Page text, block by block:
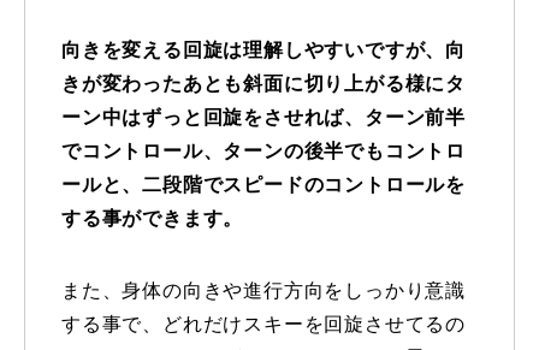
よくある質問 FAQ
レッスン内容について
レッスン周辺に関して
お申し込みについて
動画で学ぶ Movie
向きを変える回旋は理解しやすいですが、向
きが変わったあとも斜面に切り上がる様にタ
ーン中はずっと回旋をさせれば、ターン前半
でコントロール、ターンの後半でもコントロ
ールと、二段階でスピードのコントロールを
する事ができます。
また、身体の向きや進行方向をしっかり意識
する事で、どれだけスキーを回旋させてるの